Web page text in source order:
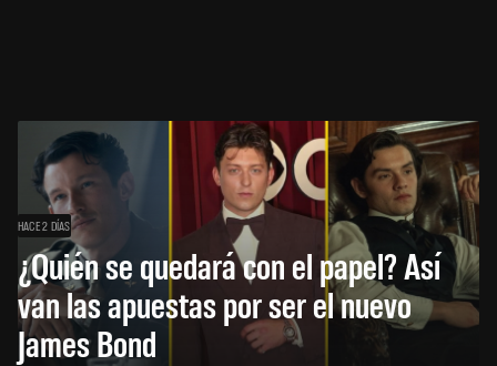
HACE 2 DÍAS
¿Quién se quedará con el papel? Así
van las apuestas por ser el nuevo
James Bond